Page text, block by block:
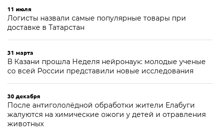
11 июля
Логисты назвали самые популярные товары при
доставке в Татарстан
31 марта
В Казани прошла Неделя нейронаук: молодые ученые
со всей России представили новые исследования
30 декабря
После антигололёдной обработки жители Елабуги
жалуются на химические ожоги у детей и отравления
животных